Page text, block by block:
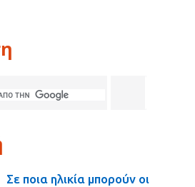
Σε ποια ηλικία μπορούν οι